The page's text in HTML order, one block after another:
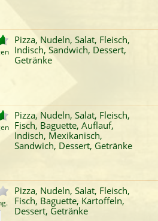
um :
Pizza, Nudeln, Salat, Fleisch,
Indisch, Sandwich, Dessert,
Getränke
Pizza, Nudeln, Salat, Fleisch,
Fisch, Baguette, Auflauf,
Indisch, Mexikanisch,
Sandwich, Dessert, Getränke
Pizza, Nudeln, Salat, Fleisch,
Fisch, Baguette, Kartoffeln,
Dessert, Getränke